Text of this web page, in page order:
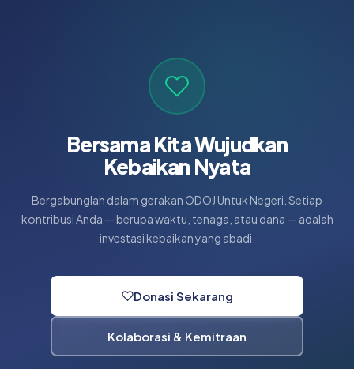
Bersama Kita Wujudkan
Kebaikan Nyata
Bergabunglah dalam gerakan ODOJ Untuk Negeri. Setiap
kontribusi Anda — berupa waktu, tenaga, atau dana — adalah
investasi kebaikan yang abadi.
Donasi Sekarang
Kolaborasi & Kemitraan